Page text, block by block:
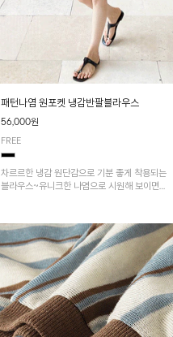
패턴나염 원포켓 냉감반팔블라우스
56,000원
FREE
차르르한 냉감 원단감으로 기분 좋게 착용되는
블라우스~유니크한 나염으로 시원해 보이면